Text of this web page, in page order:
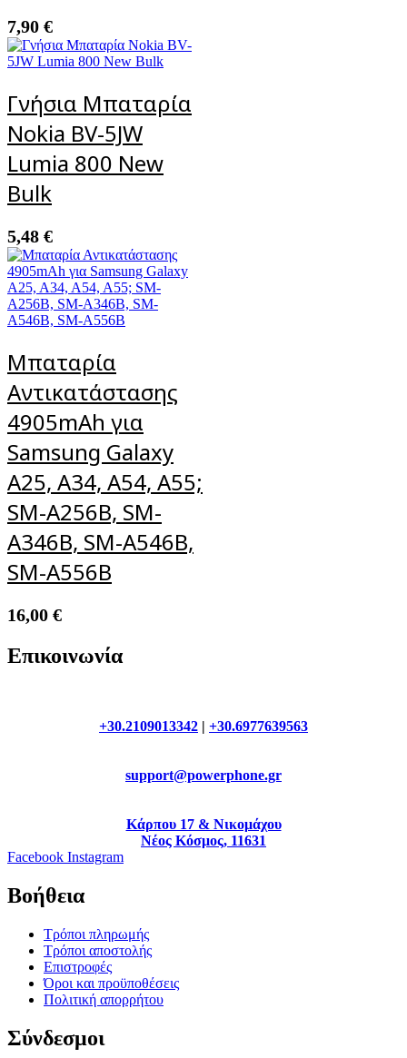
7,90 €
Γνήσια Μπαταρία
Nokia BV-5JW
Lumia 800 New
Bulk
5,48 €
Μπαταρία
Αντικατάστασης
4905mAh για
Samsung Galaxy
A25, A34, A54, A55;
SM-A256B, SM-
A346B, SM-A546B,
SM-A556B
16,00 €
Επικοινωνία
+30.2109013342 +30.6977639563
support@powerphone.gr
Κάρπου 17 & Νικομάχου
Νέος Κόσμος, 11631
Facebook Instagram
Βοήθεια
Τρόποι πληρωμής
Τρόποι αποστολής
Επιστροφές
Όροι και προϋποθέσεις
Πολιτική απορρήτου
Σύνδεσμοι